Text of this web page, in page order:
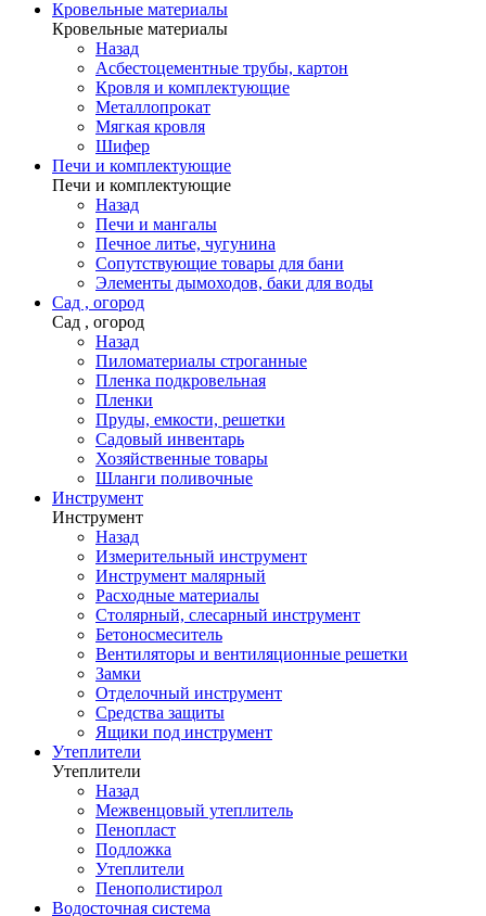
Кровельные материалы
Кровельные материалы
Назад
Асбестоцементные трубы, картон
Кровля и комплектующие
Металлопрокат
Мягкая кровля
Шифер
Печи и комплектующие
Печи и комплектующие
Назад
Печи и мангалы
Печное литье, чугунина
Сопутствующие товары для бани
Элементы дымоходов, баки для воды
Сад , огород
Сад , огород
Назад
Пиломатериалы строганные
Пленка подкровельная
Пленки
Пруды, емкости, решетки
Садовый инвентарь
Хозяйственные товары
Шланги поливочные
Инструмент
Инструмент
Назад
Измерительный инструмент
Инструмент малярный
Расходные материалы
Столярный, слесарный инструмент
Бетоносмеситель
Вентиляторы и вентиляционные решетки
Замки
Отделочный инструмент
Средства защиты
Ящики под инструмент
Утеплители
Утеплители
Назад
Межвенцовый утеплитель
Пенопласт
Подложка
Утеплители
Пенополистирол
Водосточная система